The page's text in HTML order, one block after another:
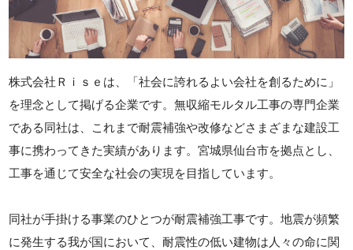
株式会社Ｒｉｓｅは、「社会に誇れるよい会社を創るために」
を理念として掲げる企業です。無収縮モルタル工事の専門企業
である同社は、これまで耐震補強や改修などさまざまな建設工
事に携わってきた実績があります。宮城県仙台市を拠点とし、
工事を通じて安全な社会の実現を目指しています。
同社が手掛ける事業のひとつが耐震補強工事です。地震が頻繁
に発生する我が国において、耐震性の低い建物は人々の命に関